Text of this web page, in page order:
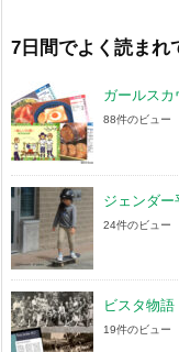
ブ
7日間でよく読まれ
ガールス
88件のビュー
ジェンダー
24件のビュー
ビスタ物語
19件のビュー